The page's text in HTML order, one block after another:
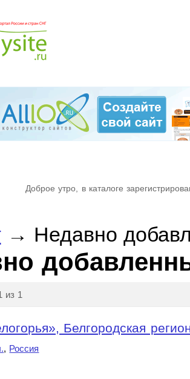
Доброе утро, в каталоге
→ Недавно
из 1
Белгородская
, Россия